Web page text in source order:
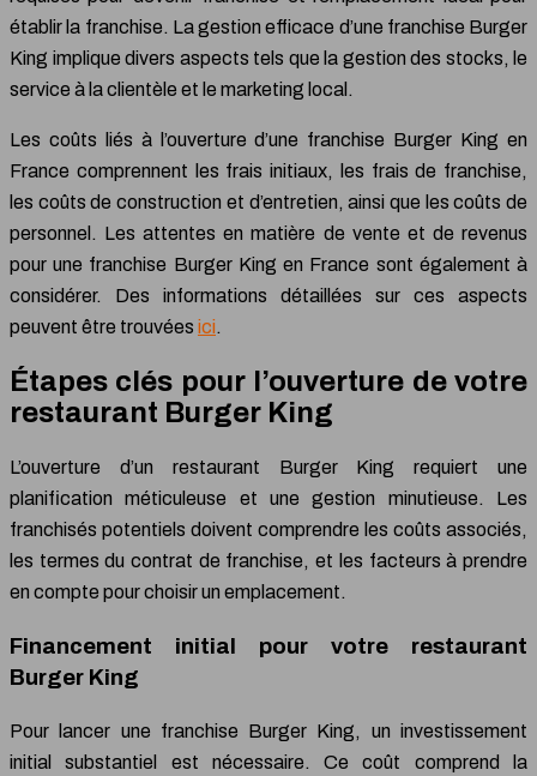
établir la franchise. La gestion efficace d’une franchise Burger
King implique divers aspects tels que la gestion des stocks, le
service à la clientèle et le marketing local.
Les coûts liés à l’ouverture d’une franchise Burger King en
France comprennent les frais initiaux, les frais de franchise,
les coûts de construction et d’entretien, ainsi que les coûts de
personnel. Les attentes en matière de vente et de revenus
pour une franchise Burger King en France sont également à
considérer. Des informations détaillées sur ces aspects
peuvent être trouvées ici.
Étapes clés pour l’ouverture de votre
restaurant Burger King
L’ouverture d’un restaurant Burger King requiert une
planification méticuleuse et une gestion minutieuse. Les
franchisés potentiels doivent comprendre les coûts associés,
les termes du contrat de franchise, et les facteurs à prendre
en compte pour choisir un emplacement.
Financement initial pour votre restaurant
Burger King
Pour lancer une franchise Burger King, un investissement
initial substantiel est nécessaire. Ce coût comprend la